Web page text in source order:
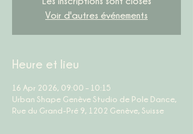
Voir d'autres événements
Heure et lieu
16 Apr 2026, 09:00 – 10:15
Urban Shape Genève Studio de Pole Dance,
Rue du Grand-Pré 9, 1202 Genève, Suisse